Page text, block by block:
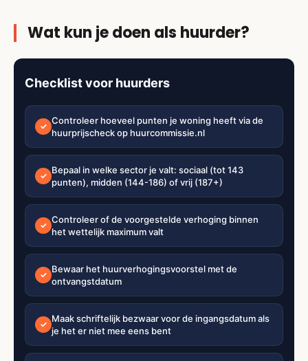
Wat kun je doen als huurder?
Checklist voor huurders
✓
Controleer hoeveel punten je woning heeft via de
huurprijscheck op huurcommissie.nl
✓
Bepaal in welke sector je valt: sociaal (tot 143
punten), midden (144-186) of vrij (187+)
✓
Controleer of de voorgestelde verhoging binnen
het wettelijk maximum valt
✓
Bewaar het huurverhogingsvoorstel met de
ontvangstdatum
✓
Maak schriftelijk bezwaar voor de ingangsdatum als
je het er niet mee eens bent